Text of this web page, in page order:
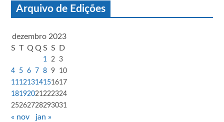
Arquivo de Edições
dezembro 2023
S T Q Q S S D
1 2
3
4
5 6 7 8 9
10
11 121314151617
18192021 222324
25262728293031
« nov jan »